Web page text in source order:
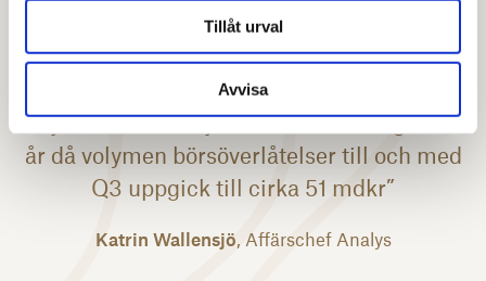
Tillåt urval
Avvisa
börsaffärer, dessa har hittills lyst med sin
frånvaro så här långt 2022, sånär som på
Stenhus förvärv av Randviken på dryga 7
miljarder. Det kan jämföras med föregående
år då volymen börsöverlåtelser till och med
Q3 uppgick till cirka 51 mdkr”
Katrin Wallensjö , Affärschef Analys